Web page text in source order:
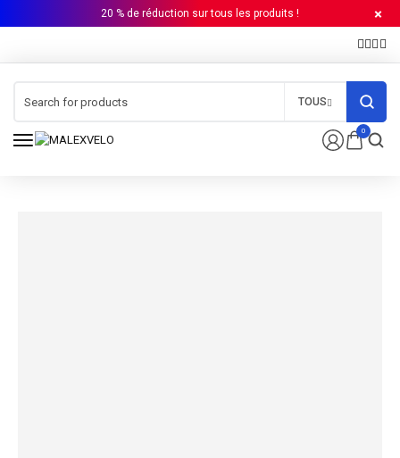
20 % de réduction sur tous les produits !
0
TOUS